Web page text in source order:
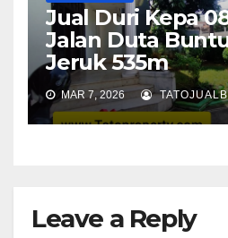
Jual Duri Kepa
Jalan Duta
Jeruk 535m
MAR 7, 2026
Leave a Reply